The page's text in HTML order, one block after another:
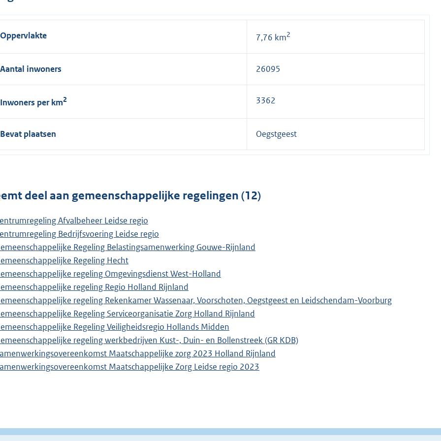
Oppervlakte 7,76 km2
Aantal inwoners 26095
Inwoners per km2 3362
Bevat plaatsen Oegstgeest
deel aan gemeenschappelijke regelingen (12)
Afvalbeheer Leidse regio
Bedrijfsvoering Leidse regio
Regeling Belastingsamenwerking Gouwe-Rijnland
Regeling Hecht
regeling Omgevingsdienst West-Holland
regeling Regio Holland Rijnland
regeling Rekenkamer Wassenaar, Voorschoten, Oegstgeest en Leidschendam-Voorburg
Regeling Serviceorganisatie Zorg Holland Rijnland
Regeling Veiligheidsregio Hollands Midden
regeling werkbedrijven Kust-, Duin- en Bollenstreek (GR KDB)
Maatschappelijke zorg 2023 Holland Rijnland
Maatschappelijke Zorg Leidse regio 2023